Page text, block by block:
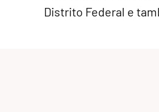
Distrito Federal e